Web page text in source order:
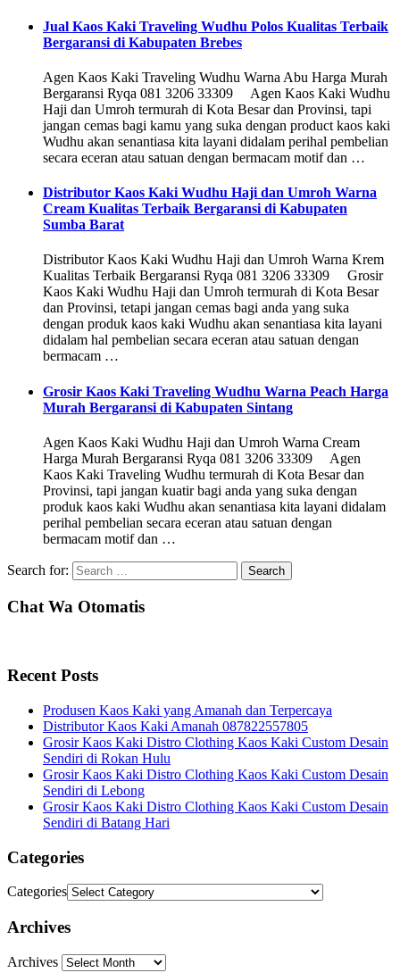
Jual Kaos Kaki Traveling Wudhu Polos Kualitas Terbaik
Bergaransi di Kabupaten Brebes
Agen Kaos Kaki Traveling Wudhu Warna Abu Harga Murah
Bergaransi Ryqa 081 3206 33309 Agen Kaos Kaki Wudhu
Haji dan Umroh termurah di Kota Besar dan Provinsi, tapi
jangan cemas bagi kamu yang suka dengan product kaos kaki
Wudhu akan senantiasa kita layani didalam perihal pembelian
secara eceran atau satuan dengan bermacam motif dan …
Distributor Kaos Kaki Wudhu Haji dan Umroh Warna
Cream Kualitas Terbaik Bergaransi di Kabupaten
Sumba Barat
Distributor Kaos Kaki Wudhu Haji dan Umroh Warna Krem
Kualitas Terbaik Bergaransi Ryqa 081 3206 33309 Grosir
Kaos Kaki Wudhu Haji dan Umroh termurah di Kota Besar
dan Provinsi, tetapi jangan cemas bagi anda yang suka
dengan produk kaos kaki Wudhu akan senantiasa kita layani
didalam hal pembelian secara eceran atau satuan dengan
bermacam …
Grosir Kaos Kaki Traveling Wudhu Warna Peach Harga
Murah Bergaransi di Kabupaten Sintang
Agen Kaos Kaki Wudhu Haji dan Umroh Warna Cream
Harga Murah Bergaransi Ryqa 081 3206 33309 Agen
Kaos Kaki Traveling Wudhu termurah di Kota Besar dan
Provinsi, tapi jangan kuatir bagi anda yang suka dengan
produk kaos kaki Wudhu akan senantiasa kita layani didalam
perihal pembelian secara eceran atau satuan dengan
bermacam motif dan …
Search for:
Chat Wa Otomatis
Recent Posts
Produsen Kaos Kaki yang Amanah dan Terpercaya
Distributor Kaos Kaki Amanah 087822557805
Grosir Kaos Kaki Distro Clothing Kaos Kaki Custom Desain
Sendiri di Rokan Hulu
Grosir Kaos Kaki Distro Clothing Kaos Kaki Custom Desain
Sendiri di Lebong
Grosir Kaos Kaki Distro Clothing Kaos Kaki Custom Desain
Sendiri di Batang Hari
Categories
Categories
Archives
Archives